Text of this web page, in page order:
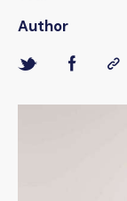
Author